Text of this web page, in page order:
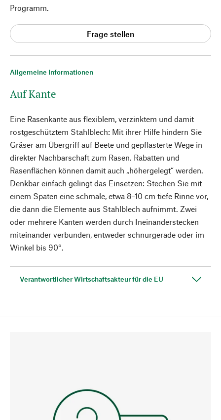
Allgemeine Informationen
Auf Kante
Eine Rasenkante aus flexiblem, verzinktem und damit
rostgeschütztem Stahlblech: Mit ihrer Hilfe hindern Sie
Gräser am Übergriff auf Beete und gepflasterte Wege in
direkter Nachbarschaft zum Rasen. Rabatten und
Rasenflächen können damit auch „höhergelegt“ werden.
Denkbar einfach gelingt das Einsetzen: Stechen Sie mit
einem Spaten eine schmale, etwa 8–10 cm tiefe Rinne vor,
die dann die Elemente aus Stahlblech aufnimmt. Zwei
oder mehrere Kanten werden durch Ineinanderstecken
miteinander verbunden, entweder schnurgerade oder im
Winkel bis 90°.
Verantwortlicher Wirtschaftsakteur für die EU
Programm.
Frage stellen